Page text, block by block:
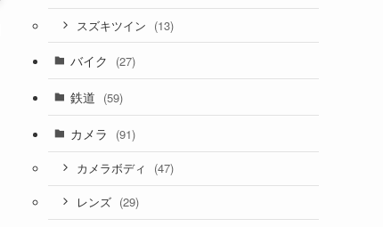
スズキツイン (13)
バイク (27)
鉄道 (59)
カメラ (91)
カメラボディ (47)
レンズ (29)